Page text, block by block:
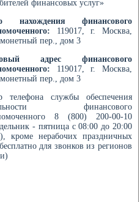
финансовых услуг»
нахождения финансового
119017, г. Москва,
пер., дом 3
адрес финансового
119017, г. Москва,
пер., дом 3
телефона службы обеспечения
финансового
8 (800) 200-00-10
- пятница с 08:00 до 20:00
кроме нерабочих праздничных
для звонков из регионов